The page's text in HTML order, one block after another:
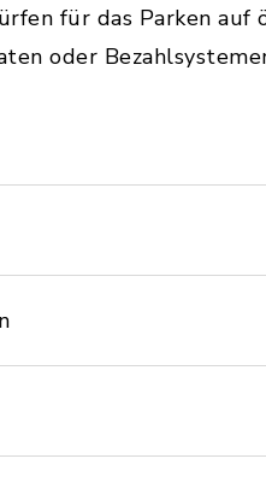
für das Parken
oder